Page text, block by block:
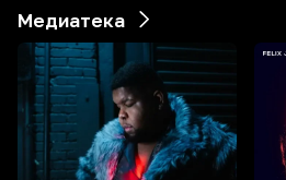
Медиатека